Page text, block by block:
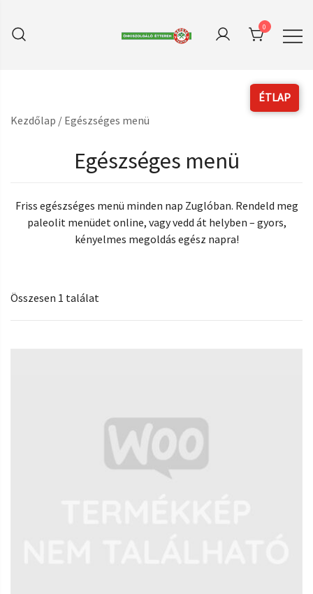
content
0
Kezdőlap / Egészséges menü
Egészséges menü
Friss egészséges menü minden nap Zuglóban. Rendeld meg
paleolit menüdet online, vagy vedd át helyben – gyors,
kényelmes megoldás egész napra!
Összesen 1 találat